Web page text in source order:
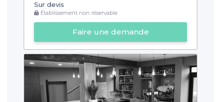
Sur devis
Établissement non réservable
Faire une demande